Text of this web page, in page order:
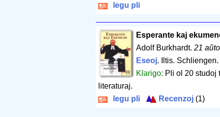
legu pli
Esperante kaj
Adolf Burkhardt. 21
Eseoj. Iltis. Schliengen.
Klarigo: Pli ol 20 studoj
literaturaj.
legu pli
Recenzoj (1)